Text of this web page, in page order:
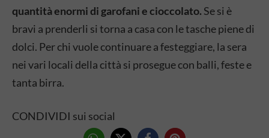
quantità enormi di garofani e cioccolato.Se si è
bravi a prenderli si torna a casa con le tasche piene di
dolci. Per chi vuole continuare a festeggiare, la sera
nei vari locali della città si prosegue con balli, feste e
tanta birra.
CONDIVIDI sui social